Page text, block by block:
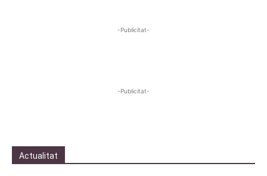
-Publicitat-
-Publicitat-
Actualitat